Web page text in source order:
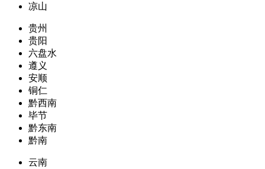
凉山
贵州
贵阳
六盘水
遵义
安顺
铜仁
黔西南
毕节
黔东南
黔南
云南